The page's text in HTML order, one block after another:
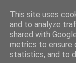
This site uses
and to analyze
shared with
metrics to ensure
statistics, and to